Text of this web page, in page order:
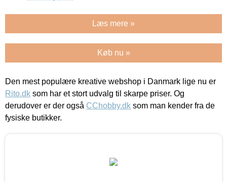
Læs mere »
Køb nu »
Den mest populære kreative webshop i Danmark lige nu er
Rito.dk som har et stort udvalg til skarpe priser. Og
derudover er der også CChobby.dk som man kender fra de
fysiske butikker.